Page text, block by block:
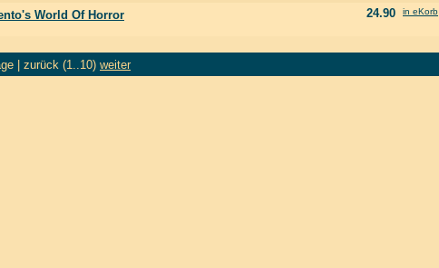
World Of Horror 24.90 in eKorb
| zurück (1..10) weiter